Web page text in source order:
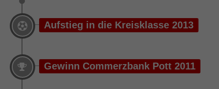
Aufstieg in die Kreisklasse 2013
Gewinn Commerzbank Pott 2011